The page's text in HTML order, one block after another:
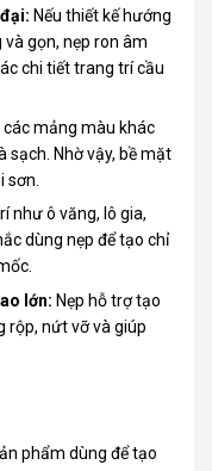
Nếu thiết kế hướng
gọn, nẹp ron âm
chi tiết trang trí cầu
các mảng màu khác
sạch. Nhờ vậy, bề mặt
sơn.
như ô văng, lô gia,
dùng nẹp để tạo chỉ
lớn: Nẹp hỗ trợ tạo
rộp, nứt vỡ và giúp
phẩm dùng để tạo